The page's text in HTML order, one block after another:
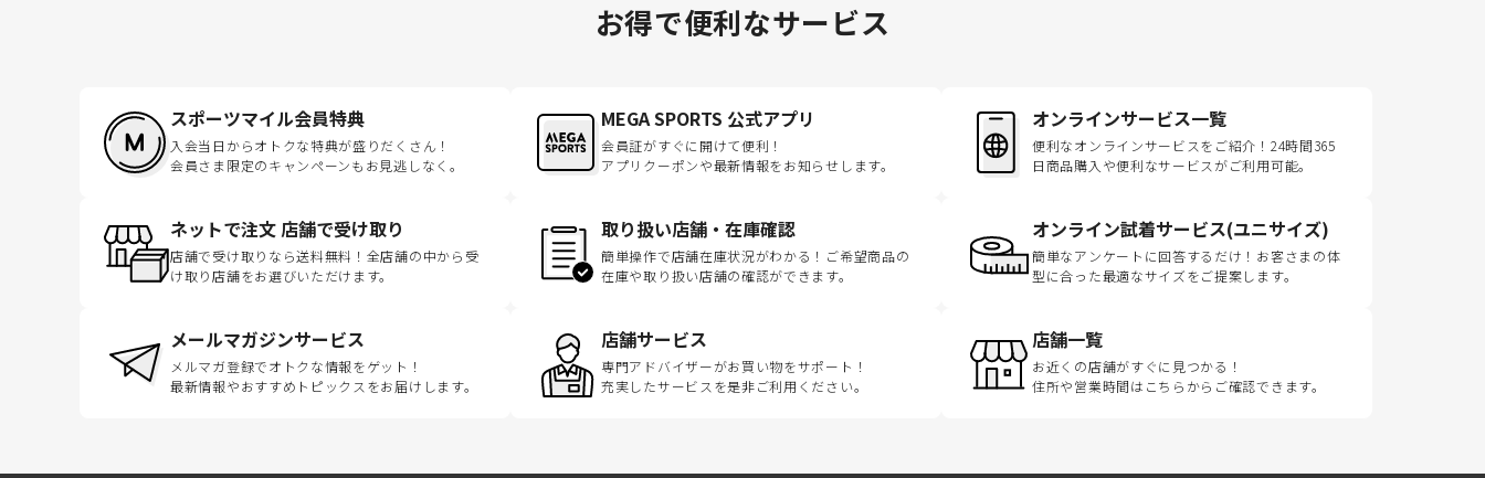
お得で便利なサービス
スポーツマイル会員特典
入会当日からオトクな特典が盛りだくさん！
会員さま限定のキャンペーンもお見逃しなく。
MEGA SPORTS 公式アプリ
会員証がすぐに開けて便利！
アプリクーポンや最新情報をお知らせします。
オンラインサービス一覧
便利なオンラインサービスをご紹介！24時間365
日商品購入や便利なサービスがご利用可能。
ネットで注文 店舗で受け取り
店舗で受け取りなら送料無料！全店舗の中から受
け取り店舗をお選びいただけます。
取り扱い店舗・在庫確認
簡単操作で店舗在庫状況がわかる！ご希望商品の
在庫や取り扱い店舗の確認ができます。
オンライン試着サービス(ユニサイズ)
簡単なアンケートに回答するだけ！お客さまの体
型に合った最適なサイズをご提案します。
メールマガジンサービス
メルマガ登録でオトクな情報をゲット！
最新情報やおすすめトピックスをお届けします。
店舗サービス
専門アドバイザーがお買い物をサポート！
充実したサービスを是非ご利用ください。
店舗一覧
お近くの店舗がすぐに見つかる！
住所や営業時間はこちらからご確認できます。